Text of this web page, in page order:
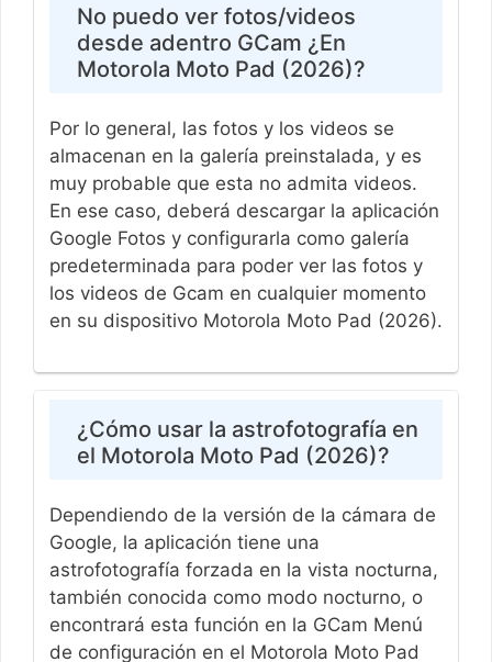
No puedo ver fotos/videos
desde adentro GCam ¿En
Motorola Moto Pad (2026)?
Por lo general, las fotos y los videos se
almacenan en la galería preinstalada, y es
muy probable que esta no admita videos.
En ese caso, deberá descargar la aplicación
Google Fotos y configurarla como galería
predeterminada para poder ver las fotos y
los videos de Gcam en cualquier momento
en su dispositivo Motorola Moto Pad (2026).
¿Cómo usar la astrofotografía en
el Motorola Moto Pad (2026)?
Dependiendo de la versión de la cámara de
Google, la aplicación tiene una
astrofotografía forzada en la vista nocturna,
también conocida como modo nocturno, o
encontrará esta función en la GCam Menú
de configuración en el Motorola Moto Pad